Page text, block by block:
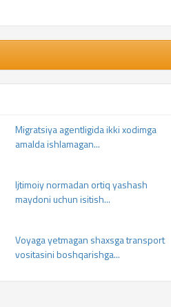
Migratsiya agentligida ikki xodimga
amalda ishlamagan...
Ijtimoiy normadan ortiq yashash
maydoni uchun isitish...
Voyaga yetmagan shaxsga transport
vositasini boshqarishga...